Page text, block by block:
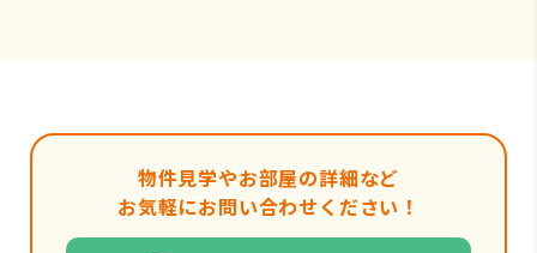
物件見学やお部屋の詳細など
お気軽にお問い合わせください！